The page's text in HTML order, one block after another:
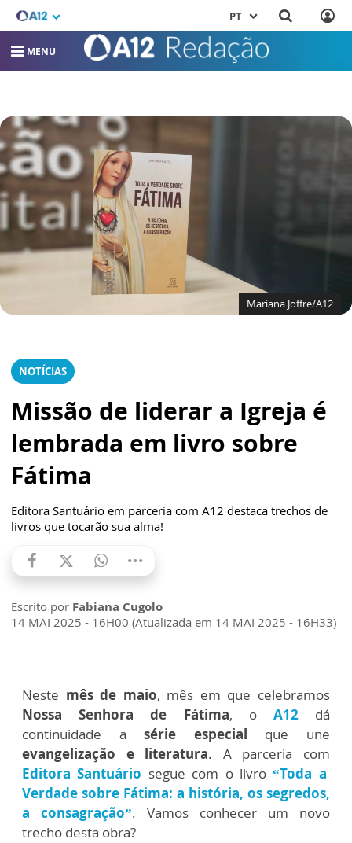
PT
MENU
Mariana Joffre/A12
NOTÍCIAS
Missão de liderar a Igreja é
lembrada em livro sobre
Fátima
Editora Santuário em parceria com A12 destaca trechos de
livros que tocarão sua alma!
Escrito por Fabiana Cugolo
14 MAI 2025 - 16H00 (Atualizada em 14 MAI 2025 - 16H33)
Neste mês de maio, mês em que celebramos
Nossa Senhora de Fátima, o A12 dá
continuidade asérie especial que une
evangelização e literatura. A parceria com
Editora Santuário segue com o livro“Toda a
Verdade sobre Fátima: a história, os segredos,
a consagração”. Vamos conhecer um novo
trecho desta obra?